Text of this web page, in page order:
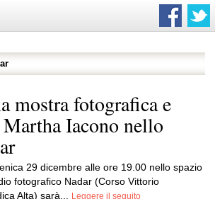
mostra fotografica e
Iacono nello
29 dicembre alle ore 19.00 nello spazio
fotografico Nadar (Corso Vittorio
Alta) sarà...
Leggere il seguito